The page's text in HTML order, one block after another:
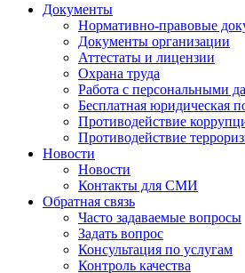
Документы
Нормативно-правовые
Документы организации
Аттестаты и лицензии
Охрана труда
Работа с персональными
Бесплатная юридическая
Противодействие
Противодействие
Новости
Новости
Контакты для СМИ
Обратная связь
Часто задаваемые вопросы
Задать вопрос
Консультация по услугам
Контроль качества